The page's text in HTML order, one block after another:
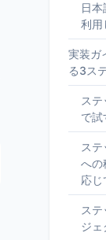
日
利用
実装ガ
る3ス
ス
で
ス
への
応じ
ス
ジェ